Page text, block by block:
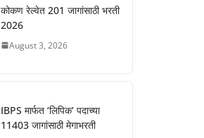
कोकण रेल्वेत 201 जागांसाठी भरती
2026
August 3, 2026
IBPS मार्फत ‘लिपिक’ पदाच्या
11403 जागांसाठी मेगाभरती